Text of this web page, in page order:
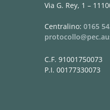
Via G. Rey, 1 –
Centralino: 0165
C.F. 91001750073
P.I. 00177330073